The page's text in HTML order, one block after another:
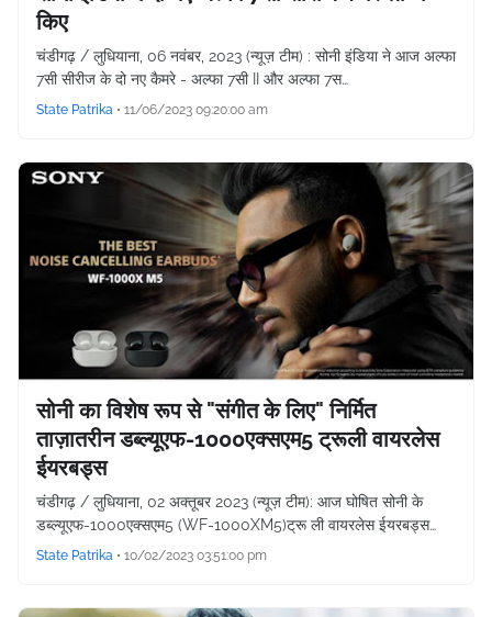
किए
चंडीगढ़ / लुधियाना, 06 नवंबर, 2023 (न्यूज़ टीम) : सोनी इंडिया ने आज अल्फा
7सी सीरीज के दो नए कैमरे - अल्फा 7सी II और अल्फा 7स…
State Patrika • 11/06/2023 09:20:00 am
सोनी का विशेष रूप से "संगीत के लिए" निर्मित
ताज़ातरीन डब्ल्यूएफ-1000एक्सएम5 ट्रूली वायरलेस
ईयरबड्स
चंडीगढ़ / लुधियाना, 02 अक्तूबर 2023 (न्यूज़ टीम): आज घोषित सोनी के
डब्ल्यूएफ-1000एक्सएम5 (WF-1000XM5)ट्रू ली वायरलेस ईयरबड्स…
State Patrika • 10/02/2023 03:51:00 pm